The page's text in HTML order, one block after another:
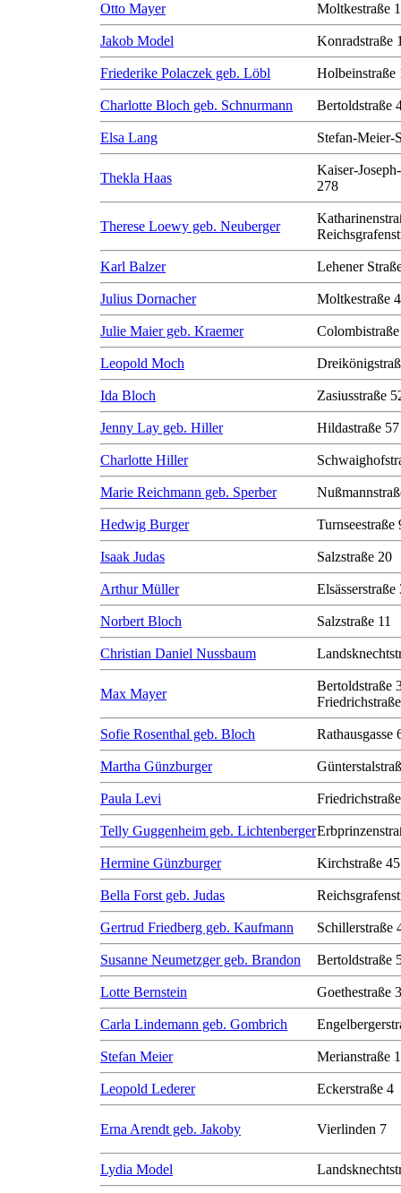
Otto Mayer Moltkestraße
Jakob Model Konradstraße
Friederike Polaczek geb. Löbl Holbeinstraße
Charlotte Bloch geb. Schnurmann Bertoldstraße
Elsa Lang Stefan-Meier-
Thekla Haas
Kaiser-
278
Therese Loewy geb. Neuberger
Karl Balzer Lehener
Julius Dornacher Moltkestraße
Julie Maier geb. Kraemer
Leopold Moch
Ida Bloch Zasiusstraße
Jenny Lay geb. Hiller Hildastraße 57
Charlotte Hiller
Marie Reichmann geb. Sperber
Hedwig Burger Turnseestraße
Isaak Judas Salzstraße 20
Arthur Müller Elsässerstraße
Norbert Bloch Salzstraße 11
Christian Daniel Nussbaum
Max Mayer
Bertoldstraße
Sofie Rosenthal geb. Bloch Rathausgasse
Martha Günzburger
Paula Levi
Telly Guggenheim geb. Lichtenberger
Hermine Günzburger Kirchstraße 45
Bella Forst geb. Judas
Gertrud Friedberg geb. Kaufmann Schillerstraße
Susanne Neumetzger geb. Brandon Bertoldstraße
Lotte Bernstein Goethestraße 3
Carla Lindemann geb. Gombrich
Stefan Meier Merianstraße
Leopold Lederer Eckerstraße 4
Erna Arendt geb. Jakoby Vierlinden 7
Lydia Model